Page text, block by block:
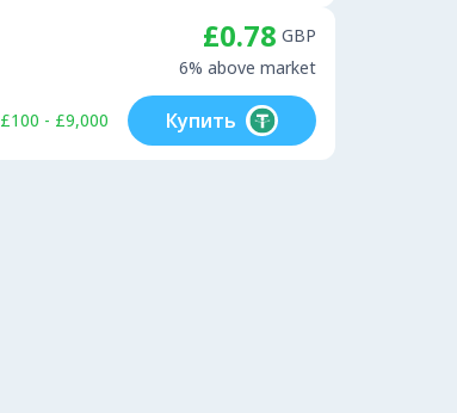
£0.78 GBP
6% above market
£100 - £9,000 Купить